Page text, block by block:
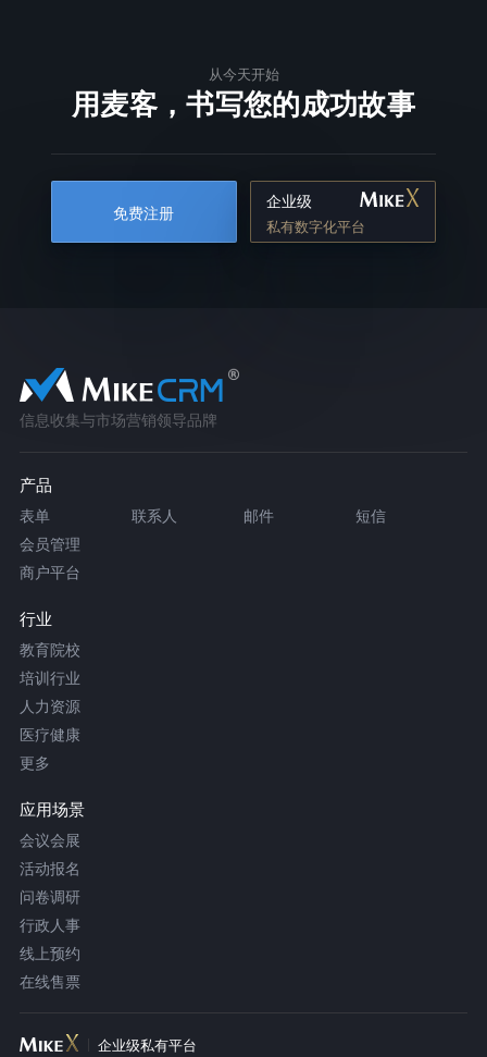
从今天开始
用麦客，书写您的成功故事
免费注册
企业级
私有数字化平台
信息收集与市场营销领导品牌
产品
表单 联系人 邮件
短信
会员管理
商户平台
行业
教育院校
培训行业
人力资源
医疗健康
更多
应用场景
会议会展
活动报名
问卷调研
行政人事
线上预约
在线售票
企业级私有平台